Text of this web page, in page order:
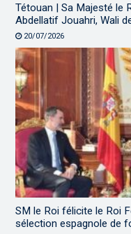
Tétouan | Sa Majesté le
Abdellatif Jouahri, Wali
20/07/2026
SM le Roi félicite le Roi
sélection espagnole de